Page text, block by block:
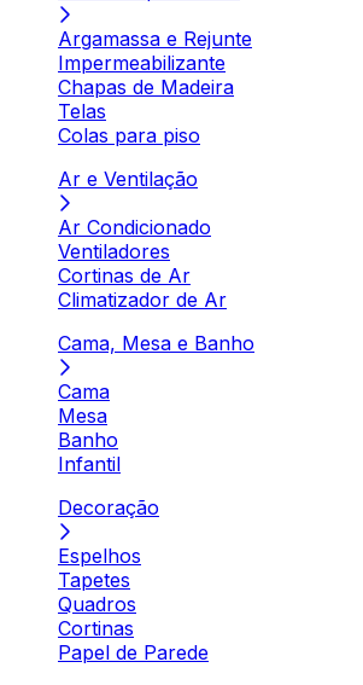
Argamassa e Rejunte
Impermeabilizante
Chapas de Madeira
Telas
Colas para piso
Ar e Ventilação
Ar Condicionado
Ventiladores
Cortinas de Ar
Climatizador de Ar
Cama, Mesa e Banho
Cama
Mesa
Banho
Infantil
Decoração
Espelhos
Tapetes
Quadros
Cortinas
Papel de Parede